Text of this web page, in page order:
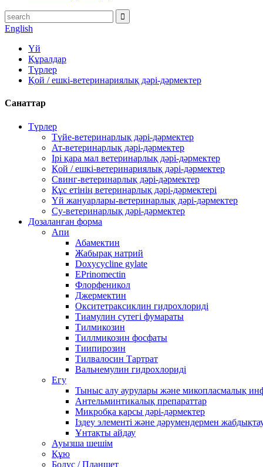
English
Үй
Құралдар
Түрлер
Қой / ешкі-ветеринариялық дәрі-дәрмектер
Санаттар
Түрлер
Түйе-ветеринарлық дәрі-дәрмектер
Ат-ветеринарлық дәрі-дәрмектер
Ірі қара мал ветеринарлық дәрі-дәрмектер
Қой / ешкі-ветеринариялық дәрі-дәрмектер
Свинг-ветеринарлық дәрі-дәрмектер
Құс етінің ветеринарлық дәрі-дәрмектері
Үй жануарлары-ветеринарлық дәрі-дәрмектер
Су-ветеринарлық дәрі-дәрмектер
Дозаланған форма
Апи
Абамектин
Жабырақ натрий
Doxycycline gylate
EPrinomectin
Флорфеникол
Джермектин
Окситетраксиклин гидрохлориді
Тиамулин сутегі фумараты
Тилмикозин
Тиллмикозин фосфаты
Тиипирозин
Тилвалосин Тартрат
Вальнемулин гидрохлориді
Егу
Тыныс алу аурулары және микопласмалық
Антельминтикалық препараттар
Микробқа қарсы дәрі-дәрмектер
Іздеу элементі және дәрумендермен
Ұнтақты айдау
Ауызша шешім
Құю
Болус / Планшет